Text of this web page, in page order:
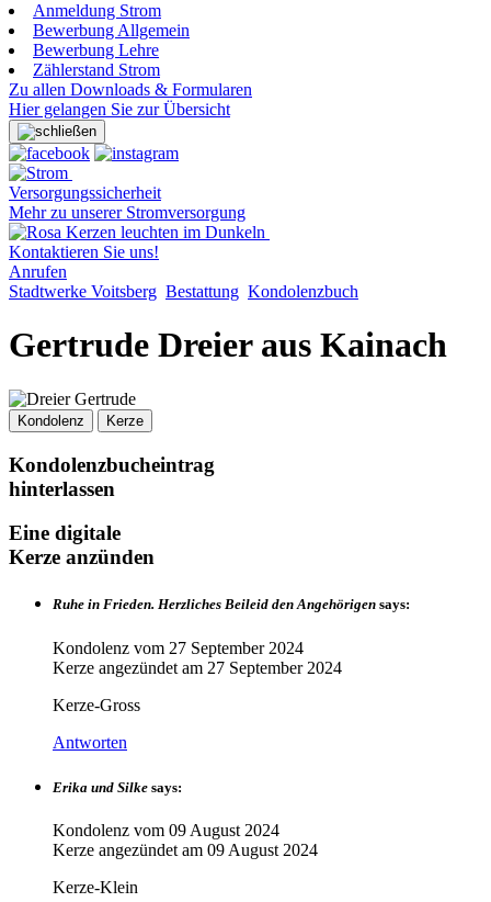
Anmeldung Strom
Bewerbung Allgemein
Bewerbung Lehre
Zählerstand Strom
Zu allen Downloads & Formularen
Hier gelangen Sie zur Übersicht
Versorgungssicherheit
Mehr zu unserer Stromversorgung
Kontaktieren Sie uns!
Anrufen
Stadtwerke Voitsberg Bestattung Kondolenzbuch
Gertrude Dreier aus Kainach
Kondolenz Kerze
Kondolenzbucheintrag
hinterlassen
Eine digitale
Kerze anzünden
Ruhe in Frieden. Herzliches Beileid den Angehörigen says:
Kondolenz vom 27 September 2024
Kerze angezündet am 27 September 2024
Kerze-Gross
Antworten
Erika und Silke says:
Kondolenz vom 09 August 2024
Kerze angezündet am 09 August 2024
Kerze-Klein